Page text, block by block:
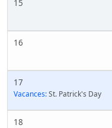
15
16
17
Vacances:St. Patrick's Day
18